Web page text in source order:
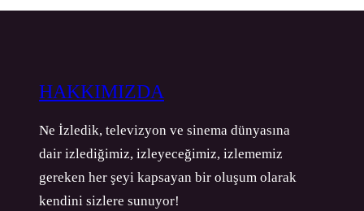
HAKKIMIZDA
Ne İzledik, televizyon ve sinema dünyasına
dair izlediğimiz, izleyeceğimiz, izlememiz
gereken her şeyi kapsayan bir oluşum olarak
kendini sizlere sunuyor!